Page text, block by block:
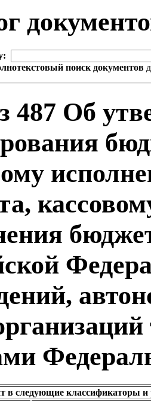
поиск документов
487 Об
в следующие классификаторы и